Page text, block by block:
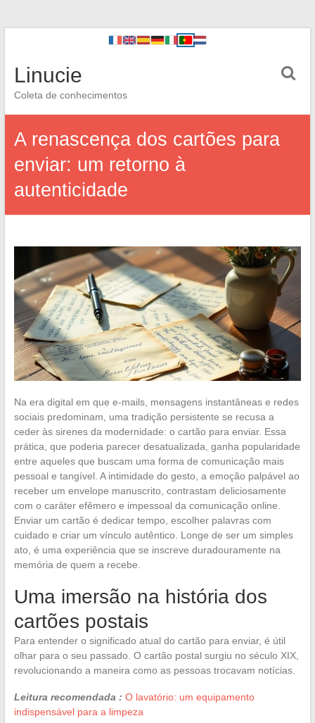
Linucie
Coleta de conhecimentos
A renascença dos cartões para
enviar: um retorno à
autenticidade
Na era digital em que e-mails, mensagens instantâneas e redes
sociais predominam, uma tradição persistente se recusa a
ceder às sirenes da modernidade: o cartão para enviar. Essa
prática, que poderia parecer desatualizada, ganha popularidade
entre aqueles que buscam uma forma de comunicação mais
pessoal e tangível. A intimidade do gesto, a emoção palpável ao
receber um envelope manuscrito, contrastam deliciosamente
com o caráter efêmero e impessoal da comunicação online.
Enviar um cartão é dedicar tempo, escolher palavras com
cuidado e criar um vínculo autêntico. Longe de ser um simples
ato, é uma experiência que se inscreve duradouramente na
memória de quem a recebe.
Uma imersão na história dos
cartões postais
Para entender o significado atual do cartão para enviar, é útil
olhar para o seu passado. O cartão postal surgiu no século XIX,
revolucionando a maneira como as pessoas trocavam notícias.
Leitura recomendada : O lavatório: um equipamento
indispensável para a limpeza